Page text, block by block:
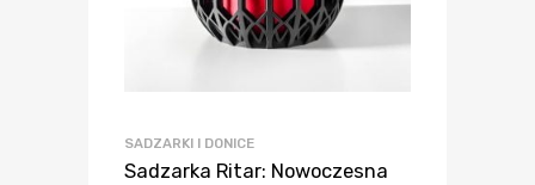
SADZARKI I DONICE
Sadzarka Ritar: Nowoczesna